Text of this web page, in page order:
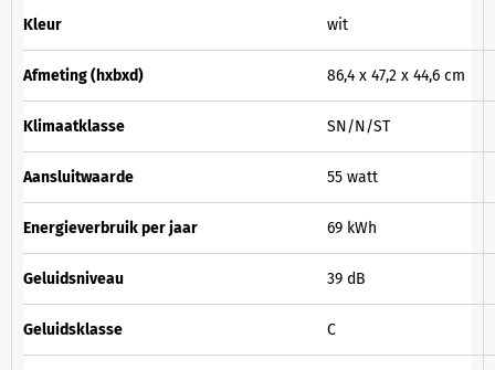
Kleur wit
Afmeting (hxbxd) 86,4 x 47,2 x 44,6 cm
Klimaatklasse SN/N/ST
Aansluitwaarde 55 watt
Energieverbruik per jaar 69 kWh
Geluidsniveau 39 dB
Geluidsklasse C